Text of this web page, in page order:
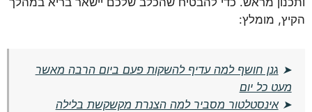
הקיץ, מומלץ:
➤ גנן חושף למה עדיף להשקות פעם ביום הרבה מאשר
מעט כל יום
➤אינסטלטור מסביר למה הצנרת מקשקשת בלילה